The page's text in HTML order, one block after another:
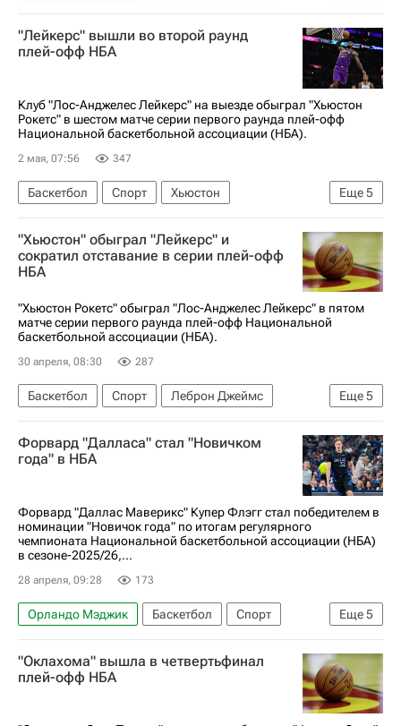
Кейд Каннингем
Детройт Пистонс
"Лейкерс" вышли во второй раунд
плей-офф НБА
Клуб "Лос-Анджелес Лейкерс" на выезде обыграл "Хьюстон
Рокетс" в шестом матче серии первого раунда плей-офф
Национальной баскетбольной ассоциации (НБА).
2 мая, 07:56 347
Еще5
Баскетбол Спорт
Хьюстон
Леброн Джеймс
Хьюстон Рокетс
Лос-Анджелес Лейкерс
Оклахома-Сити Тандер
"Хьюстон" обыграл "Лейкерс" и
сократил отставание в серии плей-офф
НБА
"Хьюстон Рокетс" обыграл "Лос-Анджелес Лейкерс" в пятом
матче серии первого раунда плей-офф Национальной
баскетбольной ассоциации (НБА).
30 апреля, 08:30 287
Еще5
Баскетбол Спорт
Леброн Джеймс
Деандре Эйтон
Лос-Анджелес Лейкерс
Хьюстон Рокетс
Детройт Пистонс
Форвард "Далласа" стал "Новичком
года" в НБА
Форвард "Даллас Маверикс" Купер Флэгг стал победителем в
номинации "Новичок года" по итогам регулярного
чемпионата Национальной баскетбольной ассоциации (НБА)
в сезоне-2025/26,...
28 апреля, 09:28 173
Еще5
Орландо Мэджик Баскетбол
Спорт
Майкл Джордан
Купер Флэгг
Шарлотт Хорнетс
"Оклахома" вышла в четвертьфинал
плей-офф НБА